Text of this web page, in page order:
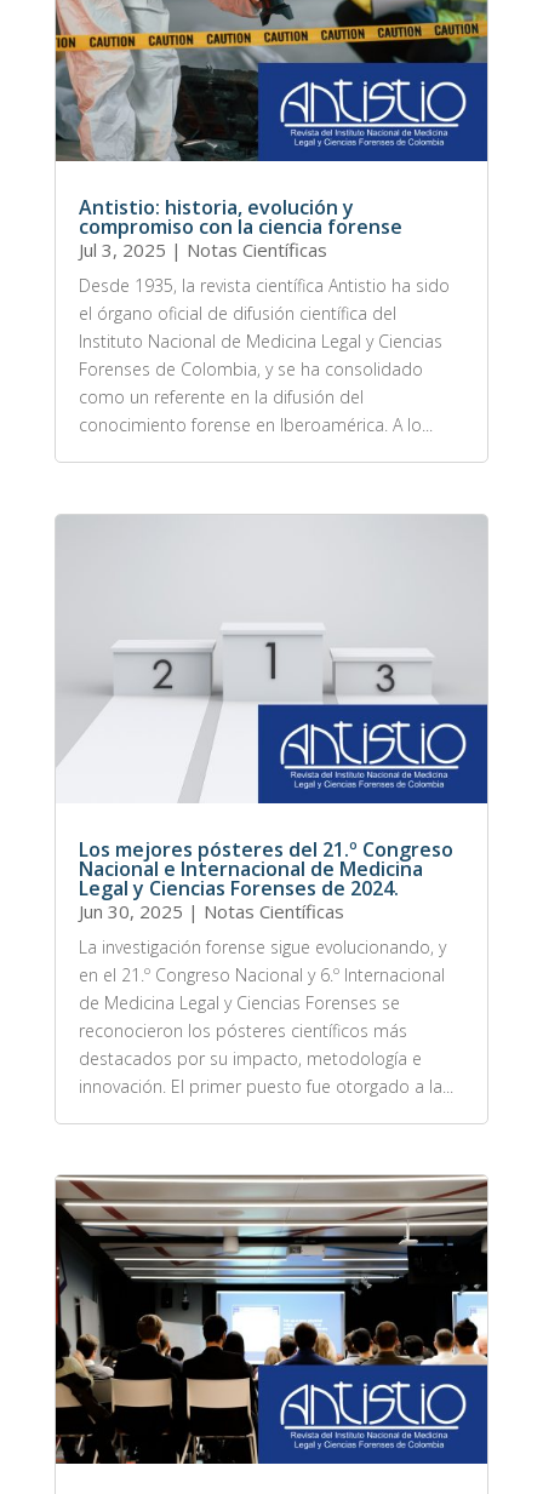
Antistio: historia, evolución y
compromiso con la ciencia forense
Jul 3, 2025 | Notas Científicas
Desde 1935, la revista científica Antistio ha sido
el órgano oficial de difusión científica del
Instituto Nacional de Medicina Legal y Ciencias
Forenses de Colombia, y se ha consolidado
como un referente en la difusión del
conocimiento forense en Iberoamérica. A lo...
Los mejores pósteres del 21.º Congreso
Nacional e Internacional de Medicina
Legal y Ciencias Forenses de 2024.
Jun 30, 2025 | Notas Científicas
La investigación forense sigue evolucionando, y
en el 21.º Congreso Nacional y 6.º Internacional
de Medicina Legal y Ciencias Forenses se
reconocieron los pósteres científicos más
destacados por su impacto, metodología e
innovación. El primer puesto fue otorgado a la...